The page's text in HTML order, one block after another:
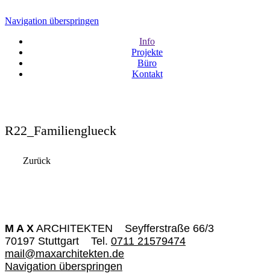
Navigation überspringen
Info
Projekte
Büro
Kontakt
R22_Familienglueck
Zurück
M A X ARCHITEKTEN
Seyfferstraße 66/3
70197 Stuttgart
Tel. 0711 21579474
mail@maxarchitekten.de
Navigation überspringen